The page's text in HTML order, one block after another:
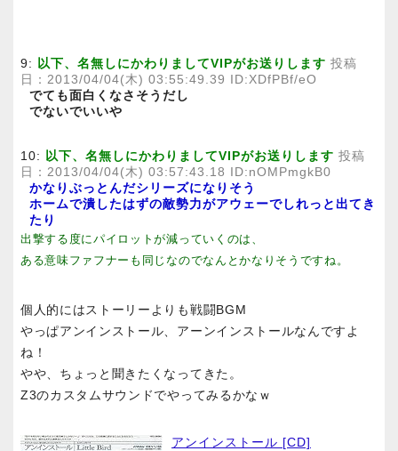
9: 以下、名無しにかわりましてVIPがお送りします 投稿
日：2013/04/04(木) 03:55:49.39 ID:XDfPBf/eO
でても面白くなさそうだし
でないでいいや
10: 以下、名無しにかわりましてVIPがお送りします 投稿
日：2013/04/04(木) 03:57:43.18 ID:nOMPmgkB0
かなりぶっとんだシリーズになりそう
ホームで潰したはずの敵勢力がアウェーでしれっと出てき
たり
出撃する度にパイロットが減っていくのは、
ある意味ファフナーも同じなのでなんとかなりそうですね。
個人的にはストーリーよりも戦闘BGM
やっぱアンインストール、アーンインストールなんですよ
ね！
やや、ちょっと聞きたくなってきた。
Z3のカスタムサウンドでやってみるかなｗ
アンインストール [CD]